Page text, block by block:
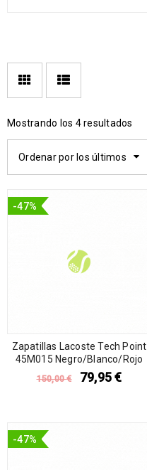
Mostrando los 4 resultados
Ordenar por los últimos
-47%
Zapatillas Lacoste Tech Point
45M015 Negro/Blanco/Rojo
150,00€ 79,95€
-47%